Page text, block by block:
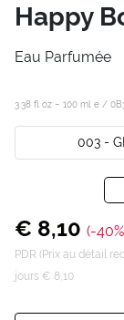
Happy
Eau Parfumée
3.38 fl oz – 100 ml e /
003 -
€ 8,10 (-
PDR (Prix au détail
jours € 8,10